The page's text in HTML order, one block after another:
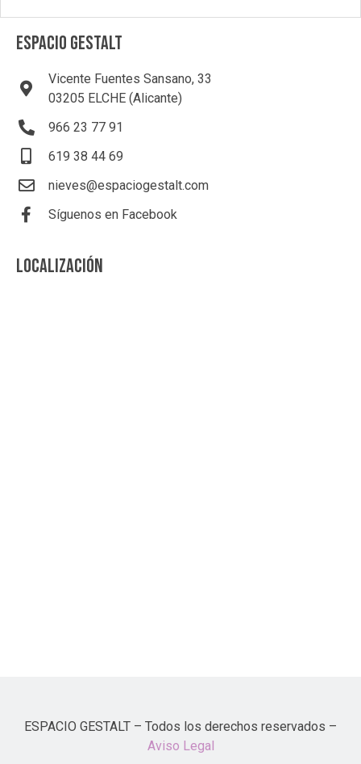
ESPACIO GESTALT
Vicente Fuentes Sansano, 33
03205 ELCHE (Alicante)
966 23 77 91
619 38 44 69
nieves@espaciogestalt.com
Síguenos en Facebook
LOCALIZACIÓN
ESPACIO GESTALT – Todos los derechos reservados –
Aviso Legal